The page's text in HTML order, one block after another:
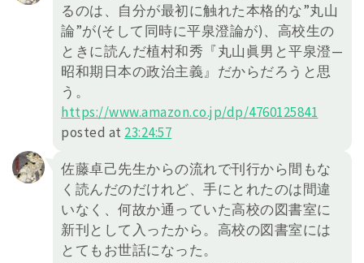
るのは、自分が最初に触れた本格的な”丸山
論”が(そして同時に平泉澄論が)、高校生の
ときに読んだ植村和秀『丸山眞男と平泉澄—
昭和期日本の政治主義』だからだろうと思
う。
https://www.amazon.co.jp/dp/4760125841
posted at 23:24:57
佐藤卓己先生からの流れで刊行から間もな
く読んだのだけれど、手にとれたのは間違
いなく、何故か通っていた高校の図書室に
新刊として入ったから。高校の図書室には
とてもお世話になった。